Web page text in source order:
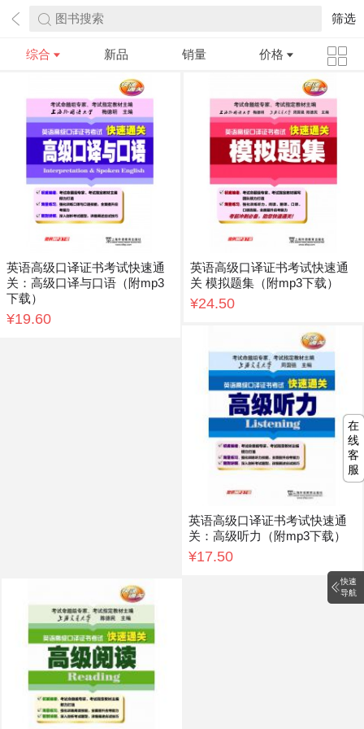
图书搜索 筛选
综合 新品 销量 价格
英语高级口译证书考试快速通
关：高级口译与口语（附mp3
下载）
¥19.60
英语高级口译证书考试快速通
关 模拟题集（附mp3下载）
¥24.50
英语高级口译证书考试快速通
关：高级听力（附mp3下载）
¥17.50
快速
导航
在
线
客
服